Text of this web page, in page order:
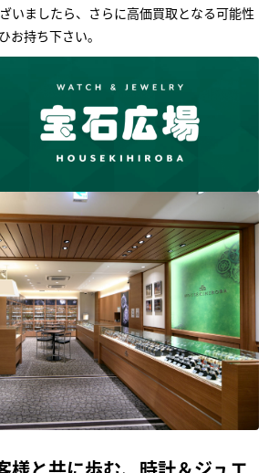
いましたら、さらに高価買取となる可能性
お持ち下さい｡